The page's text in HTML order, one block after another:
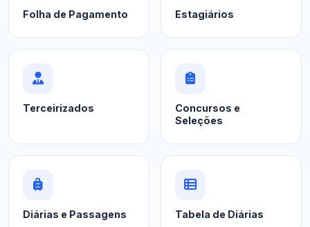
Folha de Pagamento Estagiários
Terceirizados
Concursos e
Seleções
Diárias e Passagens Tabela de Diárias